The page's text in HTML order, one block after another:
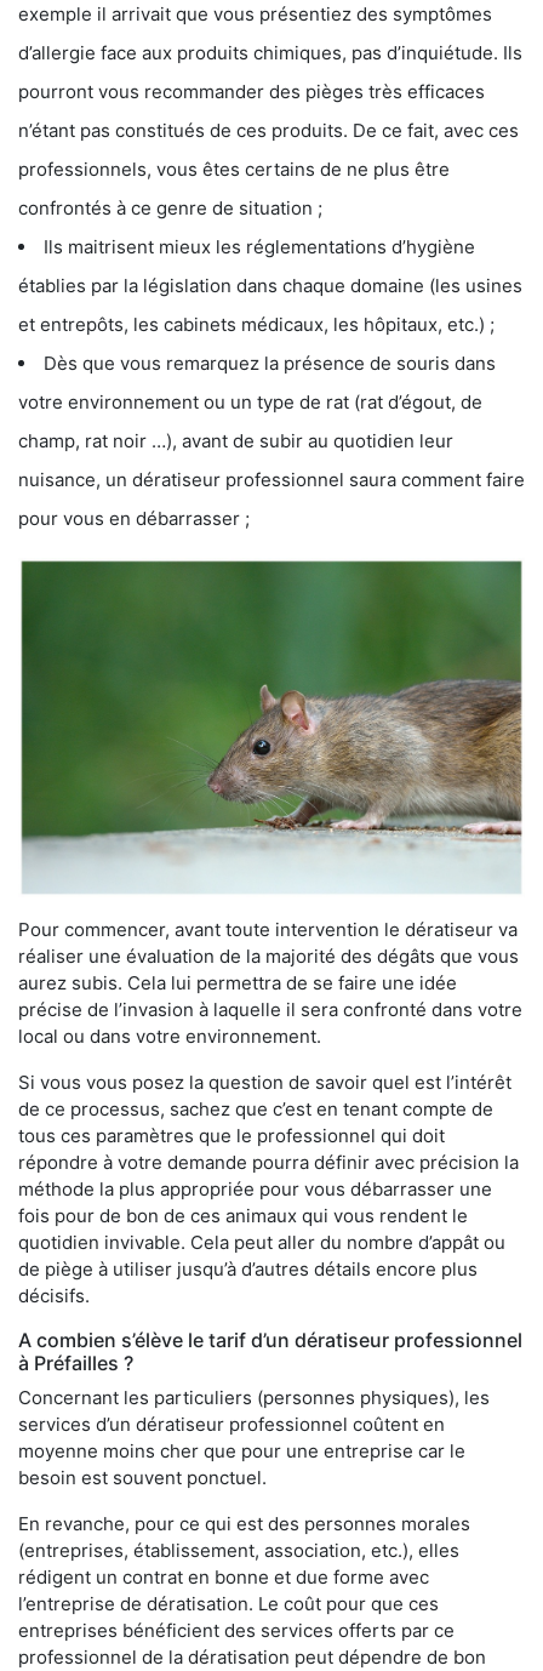
exemple il arrivait que vous présentiez des symptômes
d’allergie face aux produits chimiques, pas d’inquiétude. Ils
pourront vous recommander des pièges très efficaces
n’étant pas constitués de ces produits. De ce fait, avec ces
professionnels, vous êtes certains de ne plus être
confrontés à ce genre de situation ;
Ils maitrisent mieux les réglementations d’hygiène
établies par la législation dans chaque domaine (les usines
et entrepôts, les cabinets médicaux, les hôpitaux, etc.) ;
Dès que vous remarquez la présence de souris dans
votre environnement ou un type de rat (rat d’égout, de
champ, rat noir …), avant de subir au quotidien leur
nuisance, un dératiseur professionnel saura comment faire
pour vous en débarrasser ;
Pour commencer, avant toute intervention le dératiseur va
réaliser une évaluation de la majorité des dégâts que vous
aurez subis. Cela lui permettra de se faire une idée
précise de l’invasion à laquelle il sera confronté dans votre
local ou dans votre environnement.
Si vous vous posez la question de savoir quel est l’intérêt
de ce processus, sachez que c’est en tenant compte de
tous ces paramètres que le professionnel qui doit
répondre à votre demande pourra définir avec précision la
méthode la plus appropriée pour vous débarrasser une
fois pour de bon de ces animaux qui vous rendent le
quotidien invivable. Cela peut aller du nombre d’appât ou
de piège à utiliser jusqu’à d’autres détails encore plus
décisifs.
A combien s’élève le tarif d’un dératiseur professionnel
à Préfailles ?
Concernant les particuliers (personnes physiques), les
services d’un dératiseur professionnel coûtent en
moyenne moins cher que pour une entreprise car le
besoin est souvent ponctuel.
En revanche, pour ce qui est des personnes morales
(entreprises, établissement, association, etc.), elles
rédigent un contrat en bonne et due forme avec
l’entreprise de dératisation. Le coût pour que ces
entreprises bénéficient des services offerts par ce
professionnel de la dératisation peut dépendre de bon